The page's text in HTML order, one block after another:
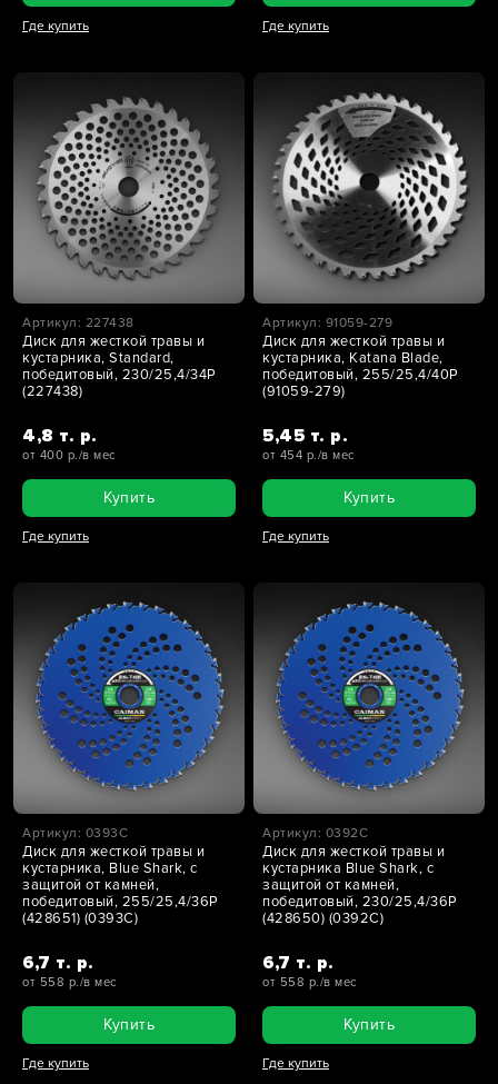
Где купить Где купить
Артикул: 227438
Диск для жесткой травы и
кустарника, Standard,
победитовый, 230/25,4/34P
(227438)
4,8 т. р.
от 400 р./в мес
Купить
Где купить
Артикул: 91059-279
Диск для жесткой травы и
кустарника, Katana Blade,
победитовый, 255/25,4/40Р
(91059-279)
5,45 т. р.
от 454 р./в мес
Купить
Где купить
Артикул: 0393C
Диск для жесткой травы и
кустарника, Blue Shark, с
защитой от камней,
победитовый, 255/25,4/36Р
(428651) (0393C)
6,7 т. р.
от 558 р./в мес
Купить
Где купить
Артикул: 0392C
Диск для жесткой травы и
кустарника Blue Shark, с
защитой от камней,
победитовый, 230/25,4/36Р
(428650) (0392C)
6,7 т. р.
от 558 р./в мес
Купить
Где купить